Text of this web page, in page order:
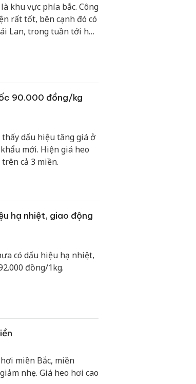
khu vực phía bắc. Công
rất tốt, bên cạnh đó có
Lan, trong tuần tới heo
90.000 đồng/kg
dấu hiệu tăng giá ở
mới. Hiện giá heo
cả 3 miền.
hạ nhiệt, giao động
có dấu hiệu hạ nhiệt,
đồng/1kg.
miền Bắc, miền
nhẹ. Giá heo hơi cao